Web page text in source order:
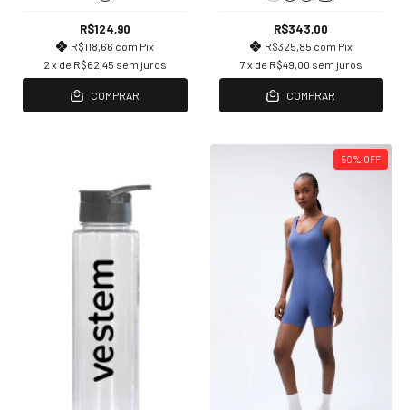
R$124,90
R$118,66 com Pix
2 x de R$62,45 sem juros
COMPRAR
R$343,00
R$325,85 com Pix
7 x de R$49,00 sem juros
COMPRAR
50% OFF